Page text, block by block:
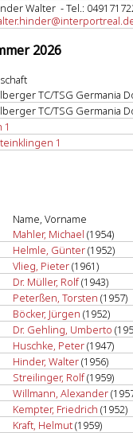
Walter - Tel.:
2026
TC/TSG Germania
TC/TSG Germania
1
1
Name, Vorname
Mahler, Michael (1954)
Helmle, Günter(1952)
Vlieg, Pieter(1961)
Dr. Müller, Rolf(1943)
Peterßen, Torsten (1957)
Böcker, Jürgen (1952)
Dr. Gehling, Umberto
Huschke, Peter(1947)
Hinder, Walter(1956)
Streilinger, Rolf(1959)
Willmann, Alexander
Kempter, Friedrich (1952)
Kraft, Helmut(1959)